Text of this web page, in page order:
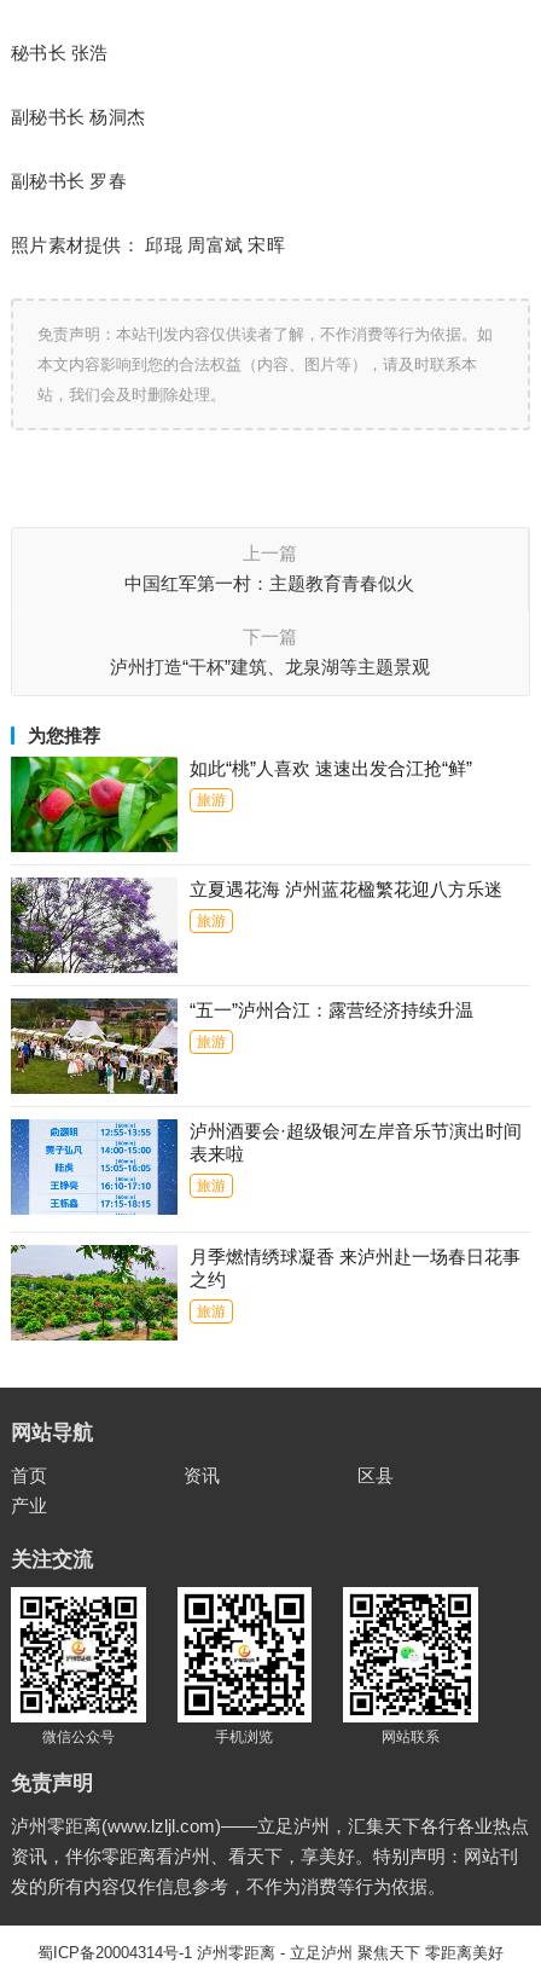
秘书长 张浩
副秘书长 杨洞杰
副秘书长 罗春
照片素材提供： 邱琨 周富斌 宋晖
免责声明：本站刊发内容仅供读者了解，不作消费等行为依据。如
本文内容影响到您的合法权益（内容、图片等），请及时联系本
站，我们会及时删除处理。
上一篇
中国红军第一村：主题教育青春似火
下一篇
泸州打造“干杯”建筑、龙泉湖等主题景观
为您推荐
如此“桃”人喜欢 速速出发合江抢“鲜”
旅游
立夏遇花海 泸州蓝花楹繁花迎八方乐迷
旅游
“五一”泸州合江：露营经济持续升温
旅游
泸州酒要会·超级银河左岸音乐节演出时间
表来啦
旅游
月季燃情绣球凝香 来泸州赴一场春日花事
之约
旅游
网站导航
首页 资讯
区县
产业
关注交流
微信公众号 手机浏览 网站联系
免责声明
泸州零距离(www.lzljl.com)——立足泸州，汇集天下各行各业热点
资讯，伴你零距离看泸州、看天下，享美好。特别声明：网站刊
发的所有内容仅作信息参考，不作为消费等行为依据。
蜀ICP备20004314号-1 泸州零距离- 立足泸州 聚焦天下 零距离美好